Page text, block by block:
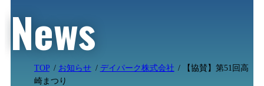
ー
News
TOP お知らせ デイパーク株式会社
【協賛】第51回高
崎まつり